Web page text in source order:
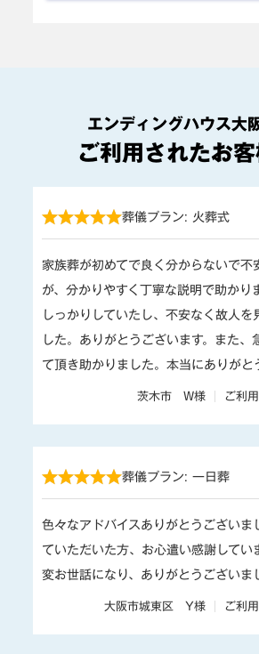
エンディングハウス大
ご利用されたお
葬儀プラン: 火葬式
家族葬が初めてで良く分からないで不
が、分かりやすく丁寧な説明で助かり
しっかりしていたし、不安なく故人を
した。ありがとうございます。また、
て頂き助かりました。本当にありがと
茨木市 W様 ご利
葬儀プラン: 一日葬
色々なアドバイスありがとうございま
ていただいた方、お心遣い感謝してい
変お世話になり、ありがとうございま
大阪市城東区 Y様 ご利